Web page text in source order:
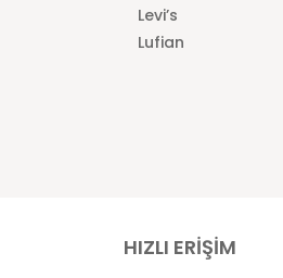
Levi’s
Lufian
HIZLI ERİŞİM